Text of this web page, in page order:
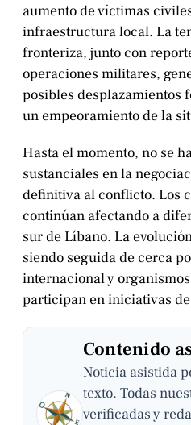
aumento de víctimas
infraestructura local. La
fronteriza, junto con
operaciones militares,
posibles desplazamientos
un empeoramiento de la
Hasta el momento, no se
sustanciales en la
definitiva al conflicto. Los
continúan afectando a
sur de Líbano. La
siendo seguida de cerca
internacional y
participan en iniciativas
Contenido
Noticia asistida
texto. Todas
verificadas y